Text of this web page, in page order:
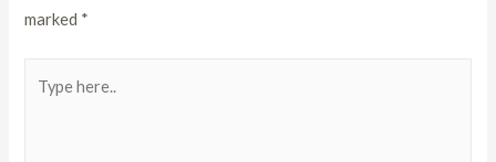
marked *